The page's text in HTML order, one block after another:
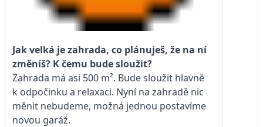
Jak velká je zahrada, co plánuješ, že na ní
změníš? K čemu bude sloužit?
Zahrada má asi 500 m². Bude sloužit hlavně
k odpočinku a relaxaci. Nyní na zahradě nic
měnit nebudeme, možná jednou postavíme
novou garáž.